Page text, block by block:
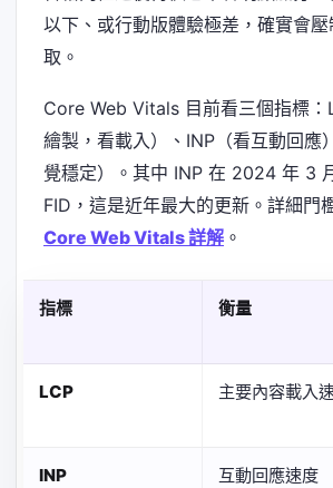
以下、或行動版體驗極差，確實會
取。
Core Web Vitals 目前看三個指標：
繪製，看載入）、INP（看互動回應
覺穩定）。其中 INP 在 2024 年 3
FID，這是近年最大的更新。詳細門
Core Web Vitals 詳解 。
指標 衡量
LCP 主要內容載入
INP 互動回應速度